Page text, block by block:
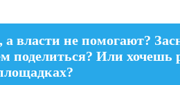
а власти не помогают?
поделиться? Или хочешь